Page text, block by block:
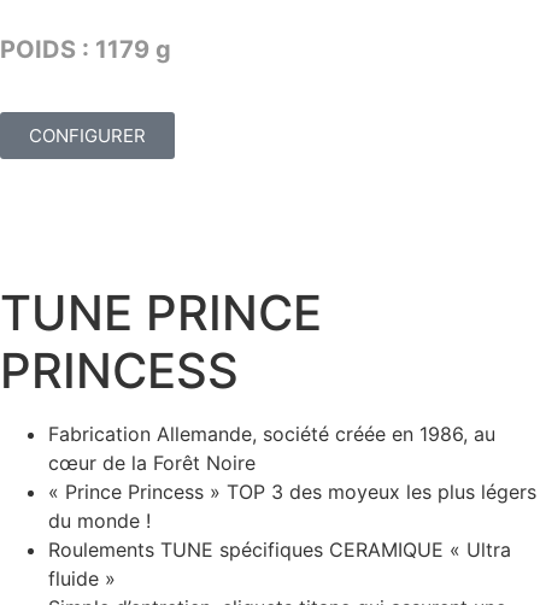
POIDS : 1179 g
CONFIGURER
TUNE PRINCE
PRINCESS
Fabrication Allemande, société créée en 1986, au
cœur de la Forêt Noire
« Prince Princess » TOP 3 des moyeux les plus légers
du monde !
Roulements TUNE spécifiques CERAMIQUE « Ultra
fluide »